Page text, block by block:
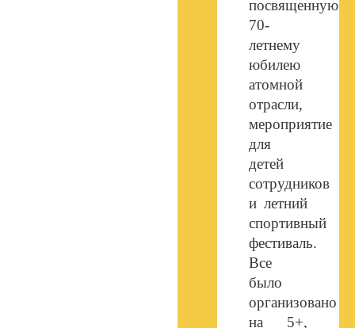
посвященную
70-
летнему
юбилею
атомной
отрасли,
мероприятие
для
детей
сотрудников
и летний
спортивный
фестиваль.
Все
было
организовано
на 5+,